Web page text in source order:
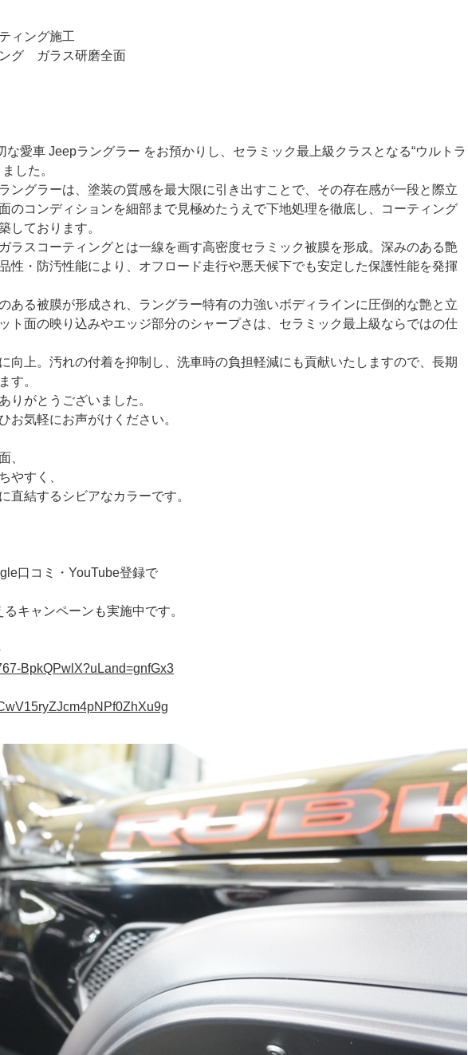
ィング施工
グ ガラス研磨全面
愛車 Jeepラングラー をお預かりし、セラミック最上級クラスとなる“ウルトラ
した。
ングラーは、塗装の質感を最大限に引き出すことで、その存在感が一段と際立
のコンディションを細部まで見極めたうえで下地処理を徹底し、コーティング
しております。
ラスコーティングとは一線を画す高密度セラミック被膜を形成。深みのある艶
性・防汚性能により、オフロード走行や悪天候下でも安定した保護性能を発揮
ある被膜が形成され、ラングラー特有の力強いボディラインに圧倒的な艶と立
ト面の映り込みやエッジ部分のシャープさは、セラミック最上級ならではの仕
向上。汚れの付着を抑制し、洗車時の負担軽減にも貢献いたしますので、長期
す。
りがとうございました。
お気軽にお声がけください。
、
やすく、
直結するシビアなカラーです。
口コミ・YouTube登録で
キャンペーンも実施中です。
BpkQPwlX?uLand=gnfGx3